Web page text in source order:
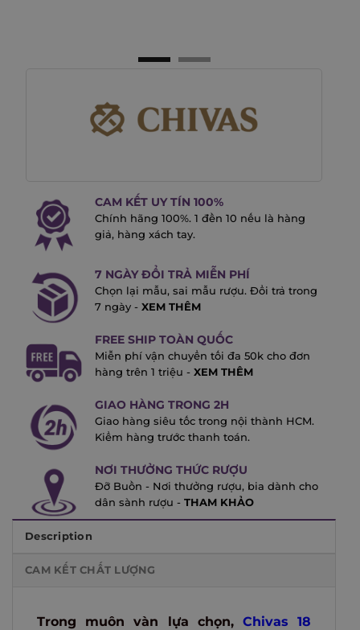
CAM KẾT UY TÍN 100%
Chính hãng 100%. 1 đền 10 nếu là hàng
giả, hàng xách tay.
7 NGÀY ĐỔI TRẢ MIỄN PHÍ
Chọn lại mẫu, sai mẫu rượu. Đổi trả trong
7 ngày - XEM THÊM
FREE SHIP TOÀN QUỐC
Miễn phí vận chuyển tối đa 50k cho đơn
hàng trên 1 triệu - XEM THÊM
GIAO HÀNG TRONG 2H
Giao hàng siêu tốc trong nội thành HCM.
Kiểm hàng trước thanh toán.
NƠI THƯỞNG THỨC RƯỢU
Đỡ Buồn - Nơi thưởng rượu, bia dành cho
dân sành rượu - THAM KHẢO
Description
CAM KẾT CHẤT LƯỢNG
Trong muôn vàn lựa chọn, Chivas 18